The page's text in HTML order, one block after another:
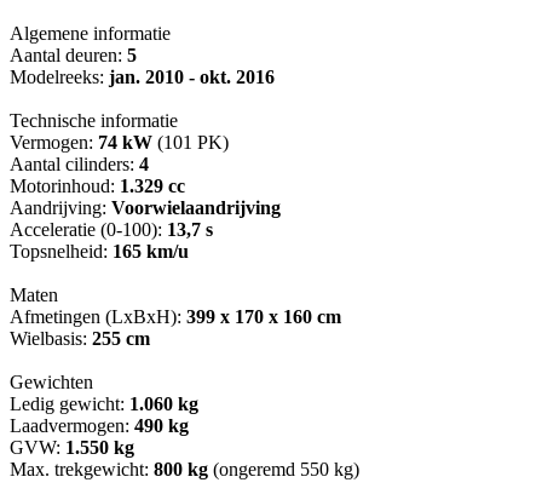
Algemene informatie
Aantal deuren: 5
Modelreeks: jan. 2010 - okt. 2016
Technische informatie
Vermogen: 74 kW (101 PK)
Aantal cilinders: 4
Motorinhoud: 1.329 cc
Aandrijving: Voorwielaandrijving
Acceleratie (0-100): 13,7 s
Topsnelheid: 165 km/u
Maten
Afmetingen (LxBxH): 399 x 170 x 160 cm
Wielbasis: 255 cm
Gewichten
Ledig gewicht: 1.060 kg
Laadvermogen: 490 kg
GVW: 1.550 kg
Max. trekgewicht: 800 kg (ongeremd 550 kg)